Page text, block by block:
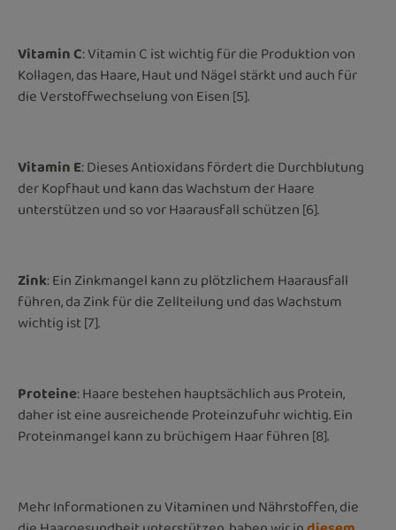
Vitamin C: Vitamin C ist wichtig für die Produktion von
Kollagen, das Haare, Haut und Nägel stärkt und auch für
die Verstoffwechselung von Eisen [5].
Vitamin E: Dieses Antioxidans fördert die Durchblutung
der Kopfhaut und kann das Wachstum der Haare
unterstützen und so vor Haarausfall schützen [6].
Zink: Ein Zinkmangel kann zu plötzlichem Haarausfall
führen, da Zink für die Zellteilung und das Wachstum
wichtig ist [7].
Proteine: Haare bestehen hauptsächlich aus Protein,
daher ist eine ausreichende Proteinzufuhr wichtig. Ein
Proteinmangel kann zu brüchigem Haar führen [8].
Mehr Informationen zu Vitaminen und Nährstoffen, die